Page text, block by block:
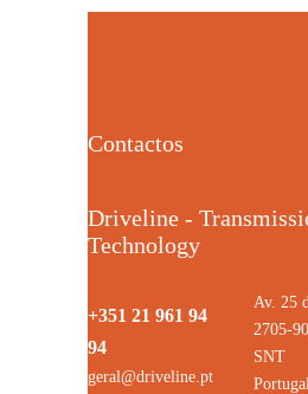
Contactos
Driveline -
Technology
+351 21 961 94
94
geral@driveline.pt
Av. 25
2705-
SNT